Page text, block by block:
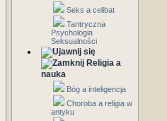
Seks a celibat
Tantryczna
Psychologia
Seksualności
Religia a
nauka
Bóg a inteligencja
Choroba a religia w
antyku